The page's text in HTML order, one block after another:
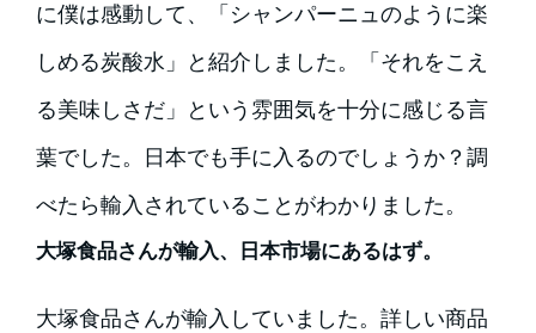
に僕は感動して、「シャンパーニュのように楽
しめる炭酸水」と紹介しました。「それをこえ
る美味しさだ」という雰囲気を十分に感じる言
葉でした。日本でも手に入るのでしょうか？調
べたら輸入されていることがわかりました。
大塚食品さんが輸入、日本市場にあるはず。
大塚食品さんが輸入していました。詳しい商品